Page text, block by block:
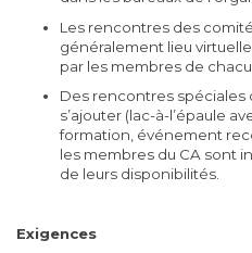
Les rencontres des
généralement lieu
par les membres de
Des rencontres
s’ajouter (lac-à-l’épaule
formation, événement
les membres du CA sont
de leurs disponibilités.
Exigences